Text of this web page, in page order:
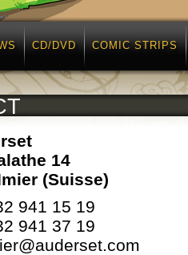
CD/DVD COMIC STRIPS
14
(Suisse)
941 15 19
941 37 19